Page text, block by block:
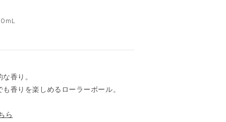
香り。
香りを楽しめるローラーボール。
ら